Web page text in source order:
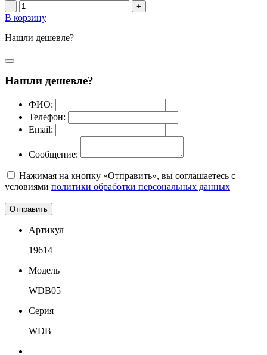
- +
В корзину
Нашли дешевле?
Нашли дешевле?
ФИО:
Телефон:
Email:
Сообщение:
Нажимая на кнопку «Отправить», вы соглашаетесь с
условиями политики обработки персональных данных
Отправить
Артикул
19614
Модель
WDB05
Серия
WDB